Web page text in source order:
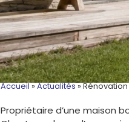
Accueil»Actualités»
Propriétaire d’une maison